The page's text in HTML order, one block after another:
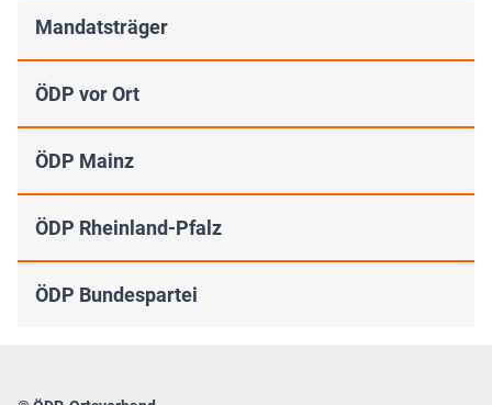
Mandatsträger
ÖDP vor Ort
ÖDP Mainz
ÖDP Rheinland-Pfalz
ÖDP Bundespartei